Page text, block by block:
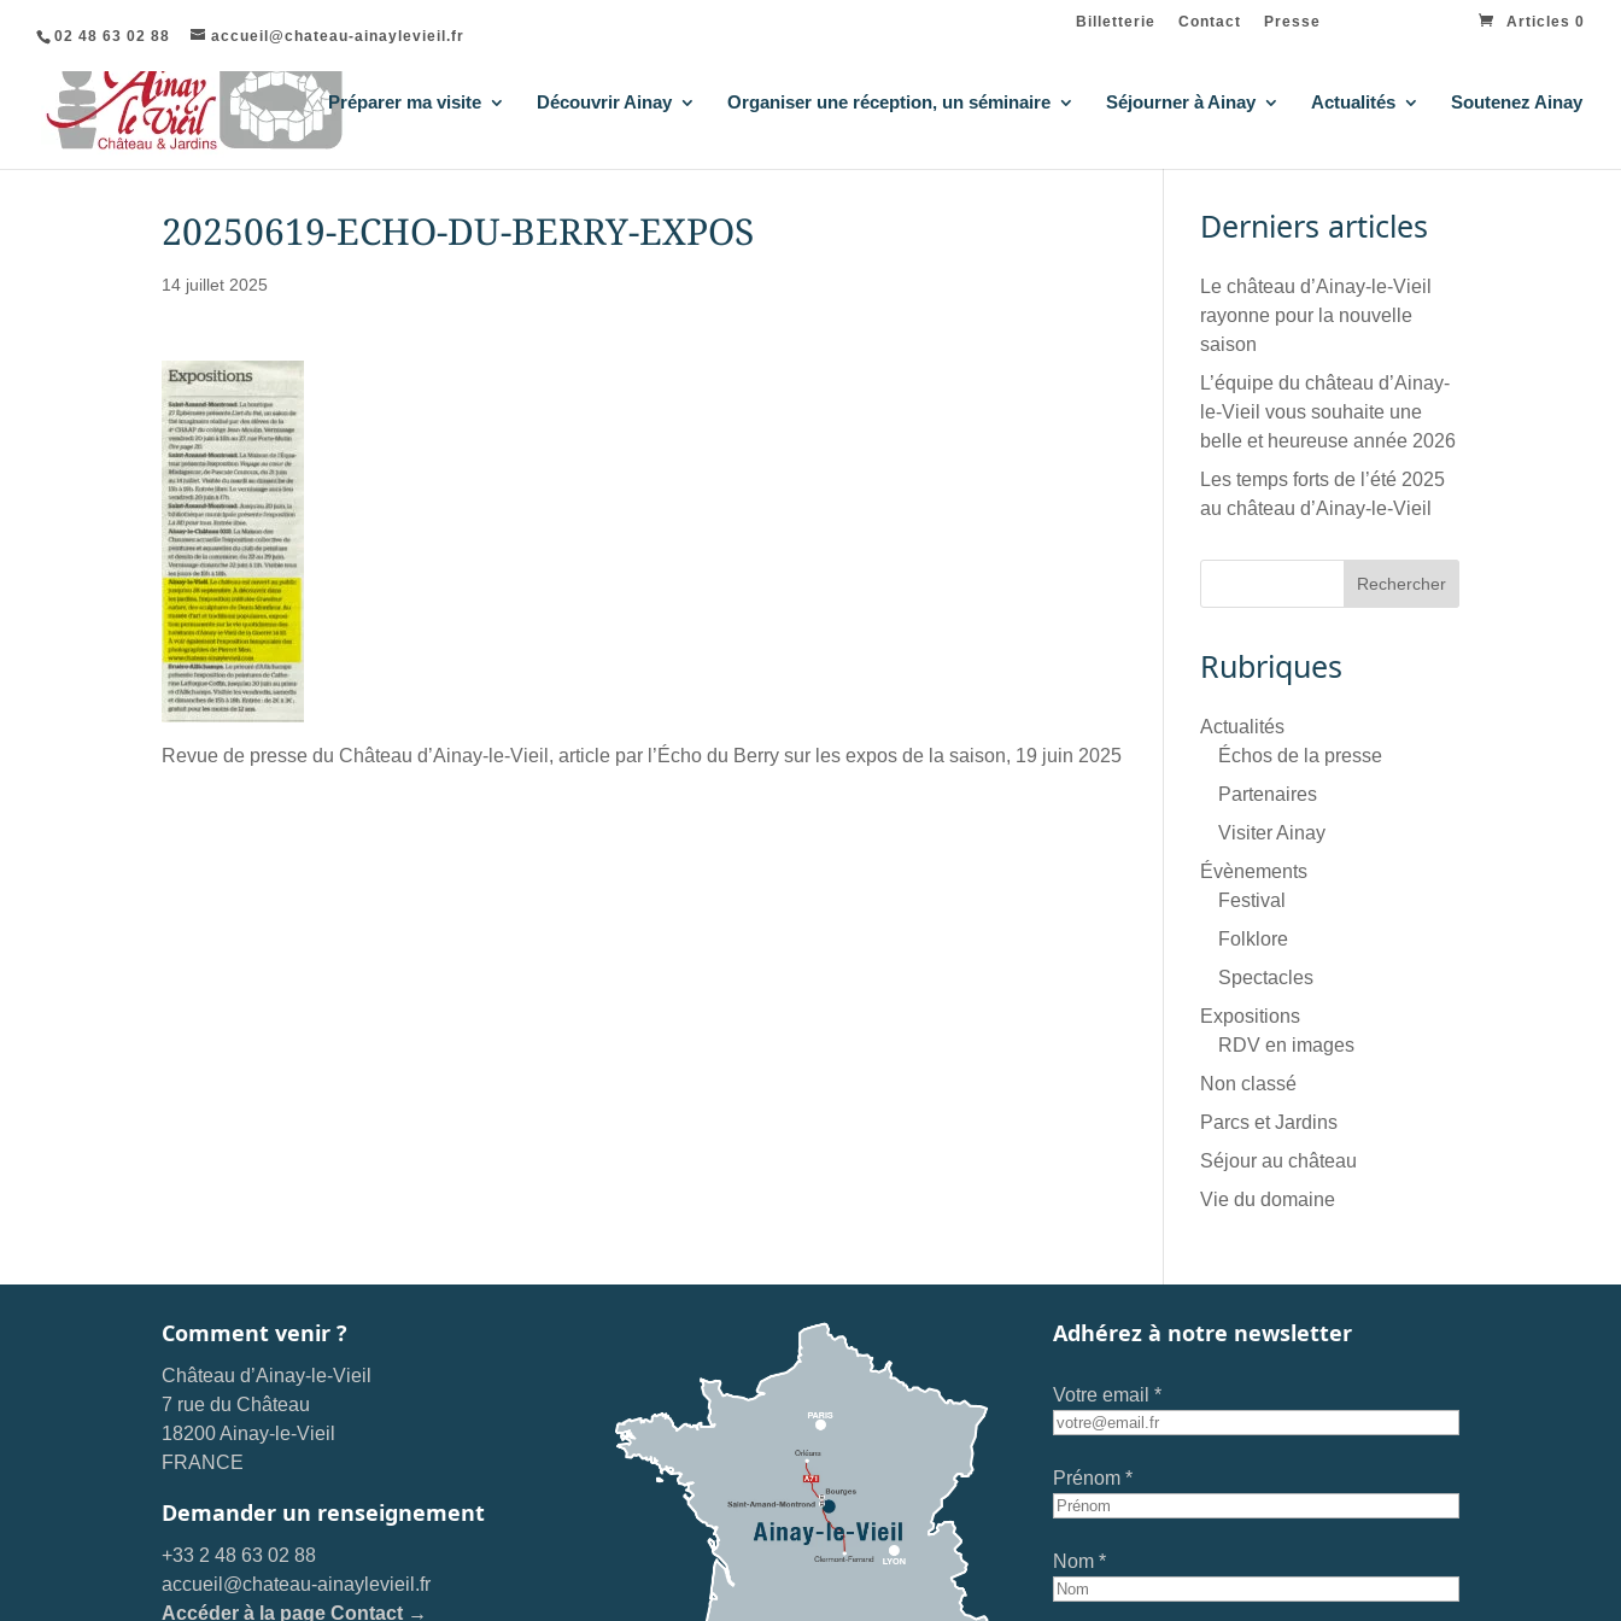
02 48 63 02 88 accueil@chateau-ainaylevieil.fr
Billetterie Contact Presse Articles 0
Préparer ma visite Découvrir Ainay Organiser une réception, un séminaire Séjourner à Ainay Actualités Soutenez Ainay
20250619-ECHO-DU-BERRY-EXPOS
14 juillet 2025
Revue de presse du Château d’Ainay-le-Vieil, article par l’Écho du Berry sur les expos de la saison, 19 juin 2025
Derniers articles
Le château d’Ainay-le-Vieil
rayonne pour la nouvelle
saison
L’équipe du château d’Ainay-
le-Vieil vous souhaite une
belle et heureuse année 2026
Les temps forts de l’été 2025
au château d’Ainay-le-Vieil
Rubriques
Actualités
Échos de la presse
Partenaires
Visiter Ainay
Évènements
Festival
Folklore
Spectacles
Expositions
RDV en images
Non classé
Parcs et Jardins
Séjour au château
Vie du domaine
Comment venir ?
Château d’Ainay-le-Vieil
7 rue du Château
18200 Ainay-le-Vieil
FRANCE
Demander un renseignement
+33 2 48 63 02 88
accueil@chateau-ainaylevieil.fr
Accéder à la page Contact →
Adhérez à notre newsletter
Votre email *
Prénom *
Nom *